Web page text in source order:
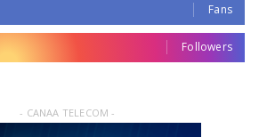
Fans
Followers
- CANAA TELECOM -